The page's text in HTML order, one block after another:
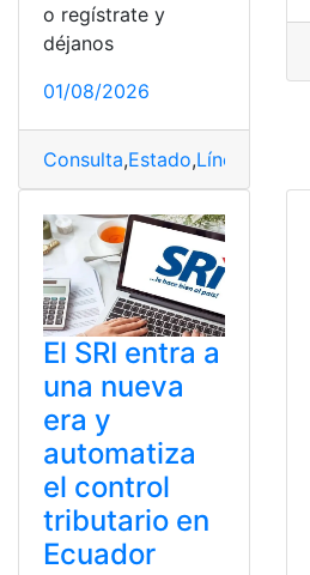
o regístrate y
déjanos
01/08/2026
Consulta,Estado,Línea
El SRI entra a
una nueva
era y
automatiza
el control
tributario en
Ecuador